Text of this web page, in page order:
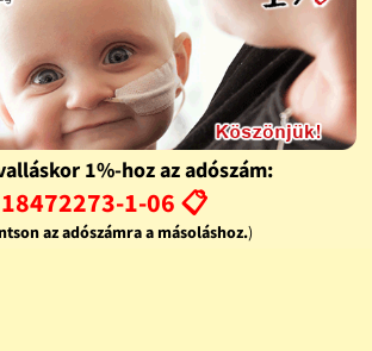
1%-hoz az adószám:
18472273-1-06 📋
az adószámra a másoláshoz.)